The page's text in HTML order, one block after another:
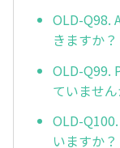
OLD-Q98.
きますか？
OLD-Q99.
ていません
OLD-
いますか？